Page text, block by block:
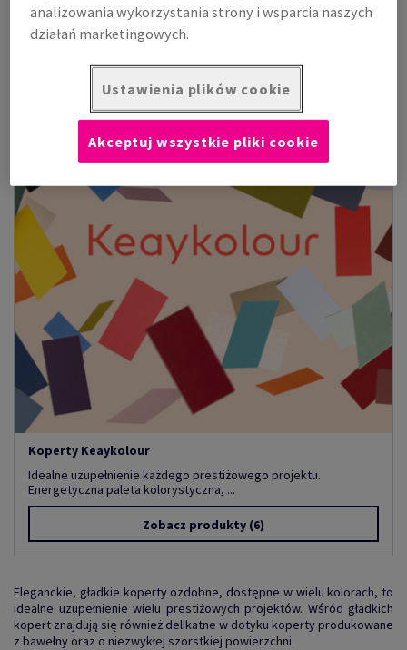
Zobacz produkty(25)
Koperty Keaykolour
Idealne uzupełnienie każdego prestiżowego projektu.
Energetyczna paleta kolorystyczna, ...
Zobacz produkty (6)
Eleganckie, gładkie koperty ozdobne, dostępne w wielu kolorach, to
idealne uzupełnienie wielu prestiżowych projektów. Wśród gładkich
kopert znajdują się również delikatne w dotyku koperty produkowane
z bawełny oraz o niezwykłej szorstkiej powierzchni.
analizowania wykorzystania strony i wsparcia naszych
działań marketingowych.
Ustawienia plików cookie
Akceptuj wszystkie pliki cookie